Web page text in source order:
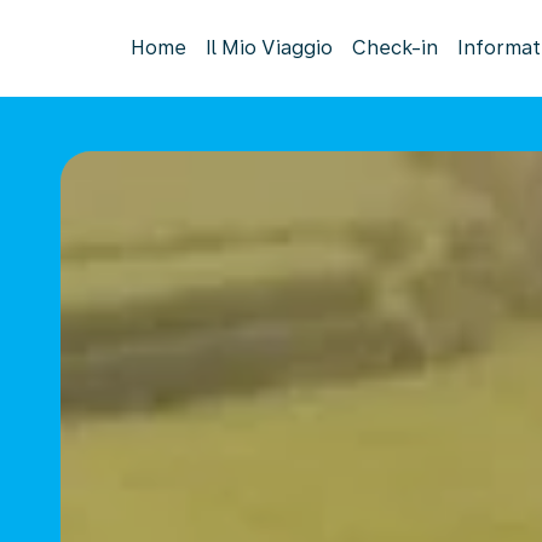
Home Il Mio Viaggio Check-in